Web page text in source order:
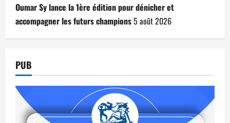
Oumar Sy lance la 1ère édition pour dénicher et
accompagner les futurs champions5 août 2026
PUB